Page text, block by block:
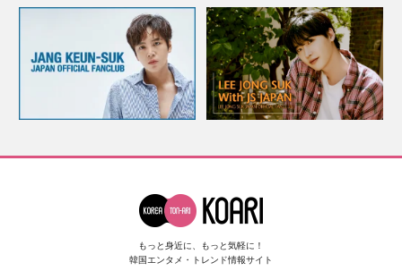
もっと身近に、もっと気軽に！
韓国エンタメ・トレンド情報サイト